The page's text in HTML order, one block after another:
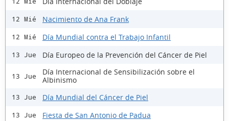
12 Mié Nacimiento de Ana Frank
12 Mié Día Mundial contra el Trabajo Infantil
13 Jue Día Europeo de la Prevención del Cáncer de Piel
13 Jue
Día Internacional de Sensibilización sobre el
Albinismo
13 Jue Día Mundial del Cáncer de Piel
13 Jue Fiesta de San Antonio de Padua